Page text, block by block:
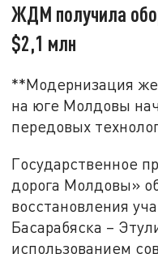
ЖДМ получила
$2,1 млн
**Модернизация
на юге Молдовы
передовых
Государственное
дорога Молдовы»
восстановления
Басарабяска –
использованием